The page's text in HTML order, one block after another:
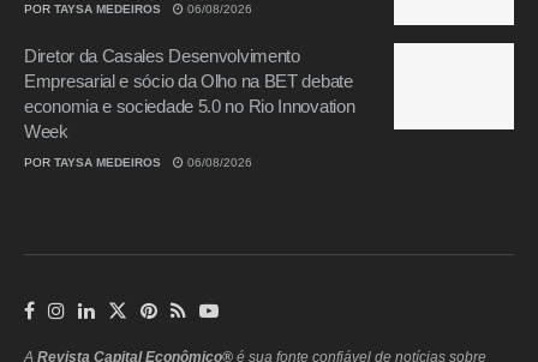
POR TAYSA MEDEIROS 06/08/2026
Diretor da Casales Desenvolvimento
Empresarial e sócio da Olho na BET debate
economia e sociedade 5.0 no Rio Innovation
Week
POR TAYSA MEDEIROS 06/08/2026
A Revista Capital Econômico® é sua fonte confiável de notícias sobre